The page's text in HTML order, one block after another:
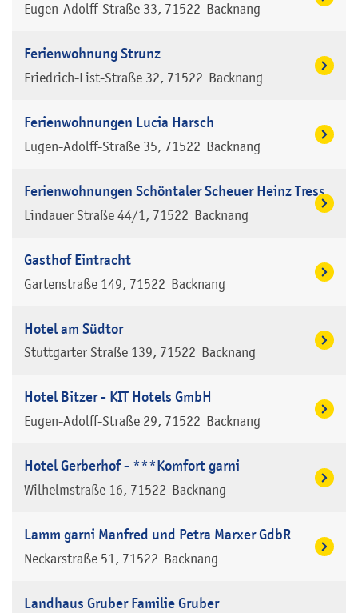
Eugen-Adolff-Straße 33 71522 Backnang
Ferienwohnung Strunz
Friedrich-List-Straße 32 71522 Backnang
Ferienwohnungen Lucia Harsch
Eugen-Adolff-Straße 35 71522 Backnang
Ferienwohnungen Schöntaler Scheuer Heinz Tress
Lindauer Straße 44/1 71522 Backnang
Gasthof Eintracht
Gartenstraße 149 71522 Backnang
Hotel am Südtor
Stuttgarter Straße 139 71522 Backnang
Hotel Bitzer - KIT Hotels GmbH
Eugen-Adolff-Straße 29 71522 Backnang
Hotel Gerberhof - ***Komfort garni
Wilhelmstraße 16 71522 Backnang
Lamm garni Manfred und Petra Marxer GdbR
Neckarstraße 51 71522 Backnang
Landhaus Gruber Familie Gruber